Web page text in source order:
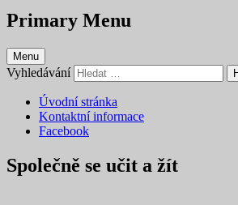
Primary Menu
Menu
Vyhledávání
Úvodní stránka
Kontaktní informace
Facebook
Společně se učit a žít